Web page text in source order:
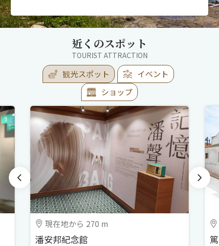
近くのスポット
TOURIST ATTRACTION
観光スポット
イベント
ショップ
現在地から 270 m
潘安邦紀念館